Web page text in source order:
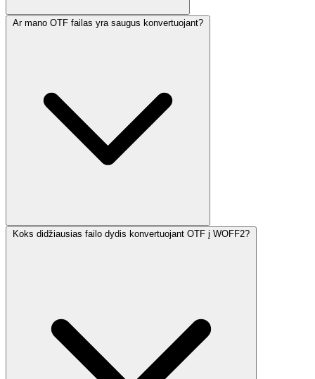
Ar mano OTF failas yra saugus konvertuojant?
Koks didžiausias failo dydis konvertuojant OTF į WOFF2?